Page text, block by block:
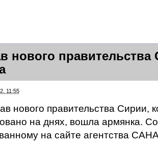
нового
11:55
нового правительства Сирии,
на днях, вошла армянка.
на сайте агентства